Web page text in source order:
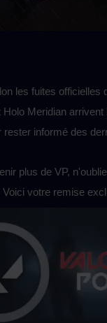
les fuites officielles
rester informé des
plus de VP,
Voici votre remise